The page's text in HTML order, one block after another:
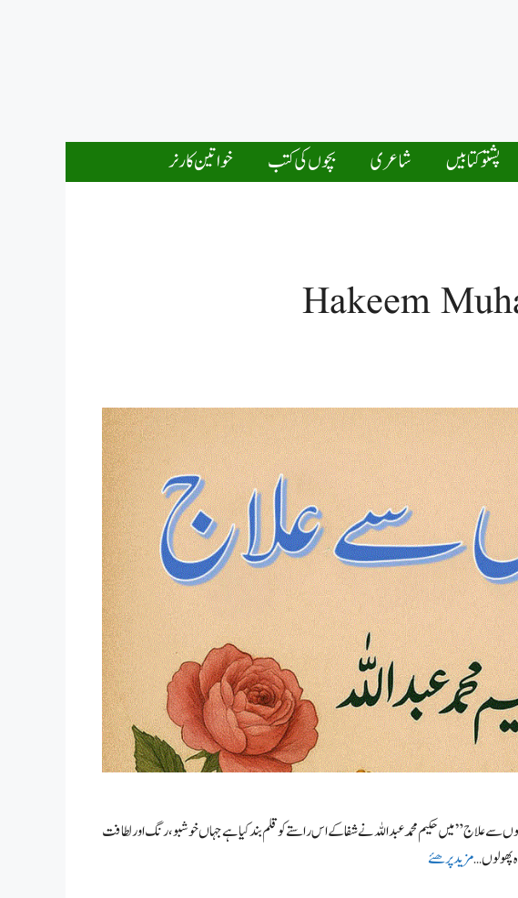
پشتو کتابیں شاعری بچوں کی کتب خواتین کارنر
Hakeem
علاج” میں حکیم محمد عبد اللہ نے شفا کے اس راستے کو قلم بند کیا ہے جہاں خوشبو، رنگ اور لطافت
پھولوں …مزید پرھئے